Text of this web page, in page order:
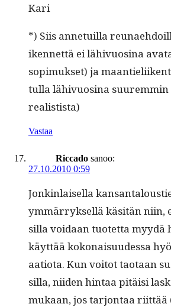
Kari
*) Siis anne­tu­il­la
iken­net­tä ei lähivu­osi­na
sopimuk­set) ja
tul­la lähivu­osi­na
realistista)
Vastaa
Riccado sanoo:
27.10.2010 0:59
Jonkin­laisel­la
ymmär­ryk­sel­lä käsitän niin,
sil­la voidaan tuotet­ta myy­dä
käyt­tää kokon­aisu­udessa
aa­tio­ta. Kun voitot tao­taan
sil­la, niiden hin­taa pitäisi
mukaan, jos tar­jon­taa riit­tää